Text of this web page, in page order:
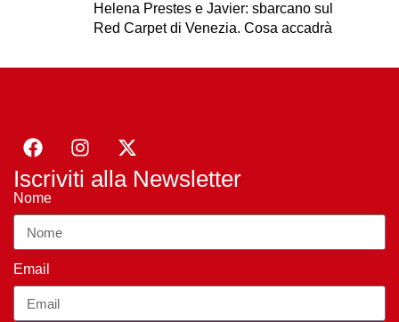
Helena Prestes e Javier: sbarcano sul
Red Carpet di Venezia. Cosa accadrà
Iscriviti alla Newsletter
Nome
Email